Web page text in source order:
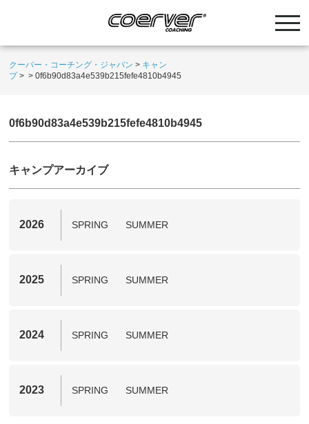
クーバー・コーチング・ジャパン > キャン
プ> >0f6b90d83a4e539b215fefe4810b4945
0f6b90d83a4e539b215fefe4810b4945
キャンプアーカイブ
2026 SPRING SUMMER
2025 SPRING SUMMER
2024 SPRING SUMMER
2023 SPRING SUMMER